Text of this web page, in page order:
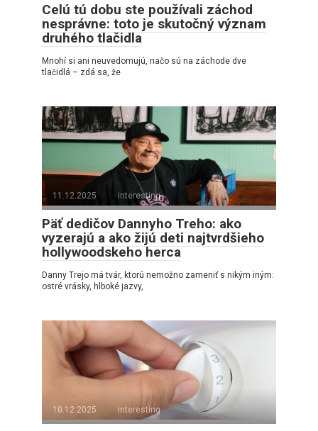
Celú tú dobu ste používali záchod
nesprávne: toto je skutočný význam
druhého tlačidla
Mnohí si ani neuvedomujú, načo sú na záchode dve
tlačidlá – zdá sa, že
11.12.2025 interesting
Päť dedičov Dannyho Treho: ako
vyzerajú a ako žijú deti najtvrdšieho
hollywoodskeho herca
Danny Trejo má tvár, ktorú nemožno zameniť s nikým iným:
ostré vrásky, hlboké jazvy,
10.12.2025 interesting